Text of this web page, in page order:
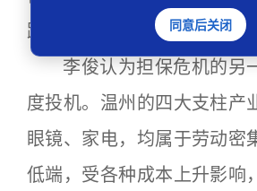
跟着倒霉也是自然而然的事了
李俊认为担保危机的另
度投机。温州的四大支柱产
眼镜、家电，均属于劳动密
低端，受各种成本上升影响
同意后关闭